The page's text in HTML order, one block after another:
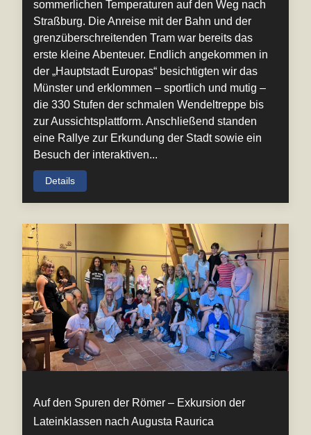
sommerlichen Temperaturen auf den Weg nach
Straßburg. Die Anreise mit der Bahn und der
grenzüberschreitenden Tram war bereits das
erste kleine Abenteuer. Endlich angekommen in
der „Hauptstadt Europas“ besichtigten wir das
Münster und erklommen – sportlich und mutig –
die 330 Stufen der schmalen Wendeltreppe bis
zur Aussichtsplattform. Anschließend standen
eine Rallye zur Erkundung der Stadt sowie ein
Besuch der interaktiven...
Details
Auf den Spuren der Römer – Exkursion der
Lateinklassen nach Augusta Raurica